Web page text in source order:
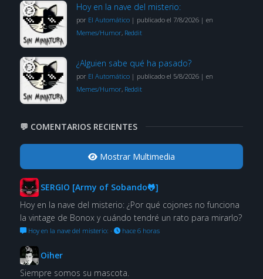
Hoy en la nave del misterio:
por El Automático| publicado el 7/8/2026| en
Memes/Humor, Reddit
¿Alguien sabe qué ha pasado?
por El Automático| publicado el 5/8/2026| en
Memes/Humor, Reddit
💬 COMENTARIOS RECIENTES
Mostrar Multimedia
SERGIO [Army of Sobando🐸]
Hoy en la nave del misterio: ¿Por qué cojones no funciona
la vintage de Bonox y cuándo tendré un rato para mirarlo?
Hoy en la nave del misterio: · hace 6 horas
Oiher
Siempre somos su mascota.